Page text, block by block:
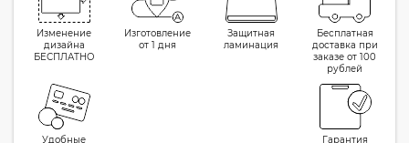
Изменение
дизайна
БЕСПЛАТНО
Изготовление
от 1 дня
Защитная
ламинация
Бесплатная
доставка при
заказе от 100
рублей
Удобные
Гарантия